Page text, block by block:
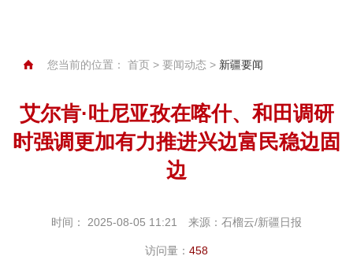
您当前的位置： 首页 > 要闻动态 > 新疆要闻
艾尔肯·吐尼亚孜在喀什、和田调研
时强调更加有力推进兴边富民稳边固
边
时间： 2025-08-05 11:21 来源： 石榴云/新疆日报
访问量： 458